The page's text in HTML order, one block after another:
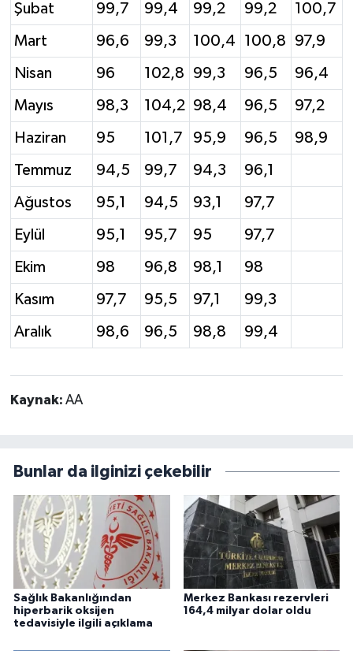
Şubat 99,7 99,4 99,2 99,2 100,7
Mart 96,6 99,3 100,4 100,8 97,9
Nisan 96 102,8 99,3 96,5 96,4
Mayıs 98,3 104,2 98,4 96,5 97,2
Haziran 95 101,7 95,9 96,5 98,9
Temmuz 94,5 99,7 94,3 96,1
Ağustos 95,1 94,5 93,1 97,7
Eylül 95,1 95,7 95 97,7
Ekim 98 96,8 98,1 98
Kasım 97,7 95,5 97,1 99,3
Aralık 98,6 96,5 98,8 99,4
Kaynak: AA
Bunlar da ilginizi çekebilir
Sağlık Bakanlığından
hiperbarik oksijen
tedavisiyle ilgili açıklama
Merkez Bankası rezervleri
164,4 milyar dolar oldu